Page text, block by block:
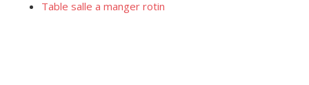
Table salle a manger rotin